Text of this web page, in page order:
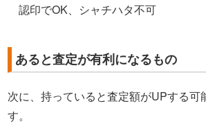
認印でOK、シャチハタ不可
あると査定が有利になるもの
次に、持っていると査定額がUPする可
す。